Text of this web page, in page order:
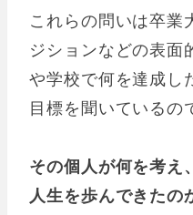
これらの問いは卒業
ジションなどの表面
や学校で何を達成し
目標を聞いているの
その個人が何を考え
人生を歩んできたの